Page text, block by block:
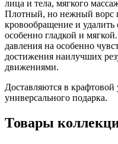
лица и тела, мягкого
Плотный, но нежный ворс
кровообращение и
особенно гладкой и
давления на особенно
достижения наилучших
движениями.
Доставляются в крафтовой
универсального подарка.
Товары